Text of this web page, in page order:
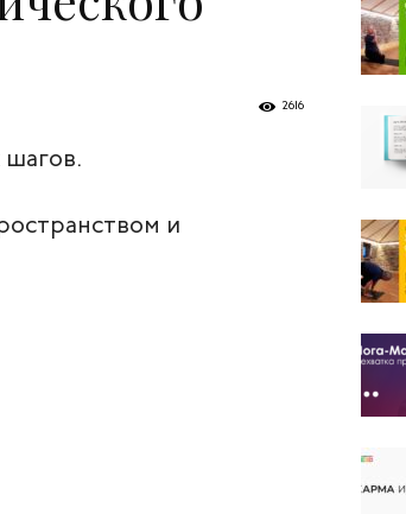
2616
шагов.
и